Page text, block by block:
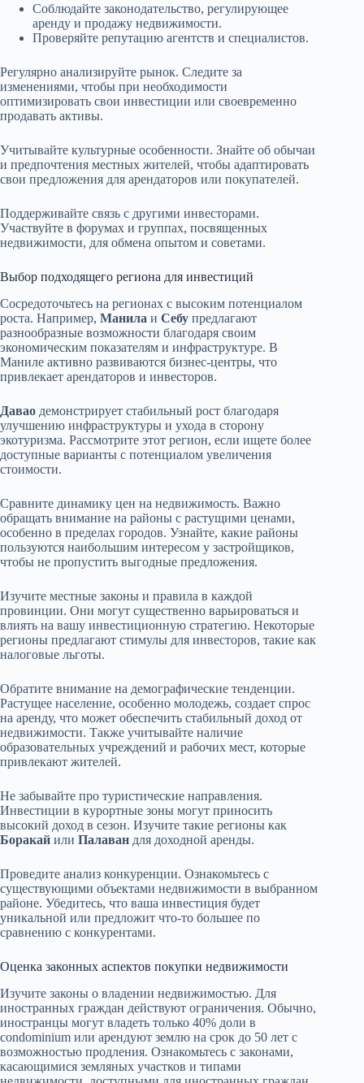
Соблюдайте законодательство, регулирующее
аренду и продажу недвижимости.
Проверяйте репутацию агентств и специалистов.
Регулярно анализируйте рынок. Следите за
изменениями, чтобы при необходимости
оптимизировать свои инвестиции или своевременно
продавать активы.
Учитывайте культурные особенности. Знайте об обычаи
и предпочтения местных жителей, чтобы адаптировать
свои предложения для арендаторов или покупателей.
Поддерживайте связь с другими инвесторами.
Участвуйте в форумах и группах, посвященных
недвижимости, для обмена опытом и советами.
Выбор подходящего региона для инвестиций
Сосредоточьтесь на регионах с высоким потенциалом
роста. Например, Манила и Себу предлагают
разнообразные возможности благодаря своим
экономическим показателям и инфраструктуре. В
Маниле активно развиваются бизнес-центры, что
привлекает арендаторов и инвесторов.
Давао демонстрирует стабильный рост благодаря
улучшению инфраструктуры и ухода в сторону
экотуризма. Рассмотрите этот регион, если ищете более
доступные варианты с потенциалом увеличения
стоимости.
Сравните динамику цен на недвижимость. Важно
обращать внимание на районы с растущими ценами,
особенно в пределах городов. Узнайте, какие районы
пользуются наибольшим интересом у застройщиков,
чтобы не пропустить выгодные предложения.
Изучите местные законы и правила в каждой
провинции. Они могут существенно варьироваться и
влиять на вашу инвестиционную стратегию. Некоторые
регионы предлагают стимулы для инвесторов, такие как
налоговые льготы.
Обратите внимание на демографические тенденции.
Растущее население, особенно молодежь, создает спрос
на аренду, что может обеспечить стабильный доход от
недвижимости. Также учитывайте наличие
образовательных учреждений и рабочих мест, которые
привлекают жителей.
Не забывайте про туристические направления.
Инвестиции в курортные зоны могут приносить
высокий доход в сезон. Изучите такие регионы как
Боракай или Палаван для доходной аренды.
Проведите анализ конкуренции. Ознакомьтесь с
существующими объектами недвижимости в выбранном
районе. Убедитесь, что ваша инвестиция будет
уникальной или предложит что-то большее по
сравнению с конкурентами.
Оценка законных аспектов покупки недвижимости
Изучите законы о владении недвижимостью. Для
иностранных граждан действуют ограничения. Обычно,
иностранцы могут владеть только 40% доли в
condominium или арендуют землю на срок до 50 лет с
возможностью продления. Ознакомьтесь с законами,
касающимися земляных участков и типами